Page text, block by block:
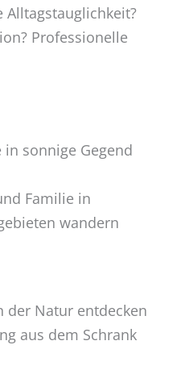
Alltagstauglichkeit?
Professionelle
in sonnige Gegend
Familie in
wandern
der Natur entdecken
aus dem Schrank